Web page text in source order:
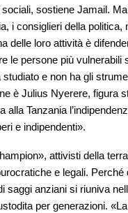
sostiene Jamail.
i consiglieri della
loro attività è
le persone più vulnerabili
e non ha gli
è Julius Nyerere, figura
Tanzania
e indipendenti».
attivisti della
e legali.
saggi anziani si riuniva
per generazioni.